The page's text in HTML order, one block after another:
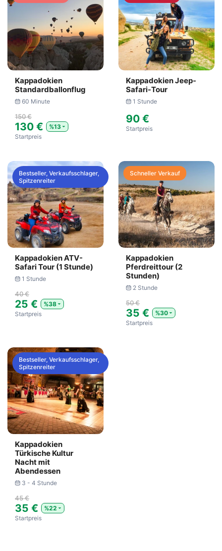
Kappadokien
Standardballonflug
60 Minute
150 €
130 €
%13
Startpreis
Kappadokien Jeep-
Safari-Tour
1 Stunde
90 €
Startpreis
Bestseller, Verkaufsschlager,
Spitzenreiter
Kappadokien ATV-
Safari Tour (1 Stunde)
1 Stunde
40 €
25 €
%38
Startpreis
Schneller Verkauf
Kappadokien
Pferdreittour (2
Stunden)
2 Stunde
50 €
35 €
%30
Startpreis
Bestseller, Verkaufsschlager,
Spitzenreiter
Kappadokien
Türkische Kultur
Nacht mit
Abendessen
3 - 4 Stunde
45 €
35 €
%22
Startpreis